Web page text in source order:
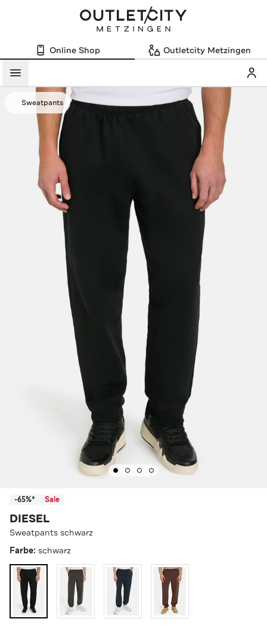
Online Shop Outletcity Metzingen
Menü
Sweatpants
-65%* Sale
DIESEL
Sweatpants schwarz
Farbe: schwarz